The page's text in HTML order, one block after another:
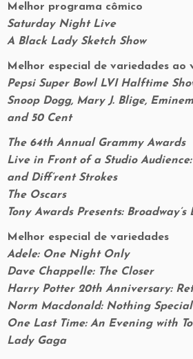
Melhor programa cômico
Saturday Night Live
A Black Lady Sketch Show
Melhor especial de variedades ao
Pepsi Super Bowl LVI Halftime
Snoop Dogg, Mary J. Blige,
and 50 Cent
The 64th Annual Grammy Awards
Live in Front of a Studio
and Diff’rent Strokes
The Oscars
Tony Awards Presents: Broadway’s
Melhor especial de variedades
Adele: One Night Only
Dave Chappelle: The Closer
Harry Potter 20th Anniversary:
Norm Macdonald: Nothing Special
One Last Time: An Evening with
Lady Gaga